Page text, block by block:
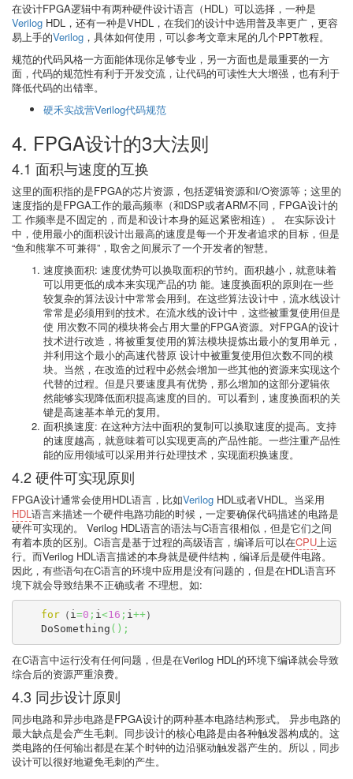
在设计FPGA逻辑中有两种硬件设计语言（HDL）可以选择，一种是
Verilog HDL，还有一种是VHDL，在我们的设计中选用普及率更广，更容
易上手的Verilog ，具体如何使用，可以参考文章末尾的几个PPT教程。
规范的代码风格一方面能体现你足够专业，另一方面也是最重要的一方
面，代码的规范性有利于开发交流，让代码的可读性大大增强，也有利于
降低代码的出错率。
硬禾实战营Verilog代码规范
4. FPGA设计的3大法则
4.1 面积与速度的互换
这里的面积指的是FPGA的芯片资源，包括逻辑资源和I/O资源等；这里的
速度指的是FPGA工作的最高频率（和DSP或者ARM不同，FPGA设计的
工 作频率是不固定的，而是和设计本身的延迟紧密相连）。 在实际设计
中，使用最小的面积设计出最高的速度是每一个开发者追求的目标，但是
“鱼和熊掌不可兼得”，取舍之间展示了一个开发者的智慧。
速度换面积: 速度优势可以换取面积的节约。面积越小，就意味着
可以用更低的成本来实现产品的功 能。速度换面积的原则在一些
较复杂的算法设计中常常会用到。在这些算法设计中，流水线设计
常常是必须用到的技术。在流水线的设计中，这些被重复使用但是
使 用次数不同的模块将会占用大量的FPGA资源。对FPGA的设计
技术进行改造，将被重复使用的算法模块提炼出最小的复用单元，
并利用这个最小的高速代替原 设计中被重复使用但次数不同的模
块。当然，在改造的过程中必然会增加一些其他的资源来实现这个
代替的过程。但是只要速度具有优势，那么增加的这部分逻辑依
然能够实现降低面积提高速度的目的。可以看到，速度换面积的关
键是高速基本单元的复用。
面积换速度: 在这种方法中面积的复制可以换取速度的提高。支持
的速度越高，就意味着可以实现更高的产品性能。一些注重产品性
能的应用领域可以采用并行处理技术，实现面积换速度。
4.2 硬件可实现原则
FPGA设计通常会使用HDL语言，比如Verilog HDL或者VHDL。当采用
HDL 语言来描述一个硬件电路功能的时候，一定要确保代码描述的电路是
硬件可实现的。 Verilog HDL语言的语法与C语言很相似，但是它们之间
有着本质的区别。C语言是基于过程的高级语言，编译后可以在CPU 上运
行。而Verilog HDL语言描述的本身就是硬件结构，编译后是硬件电路。
因此，有些语句在C语言的环境中应用是没有问题的，但是在HDL语言环
境下就会导致结果不正确或者 不理想。如:
for（i=0 ; i<16 ; i++）
DoSomething ( ) ;
在C语言中运行没有任何问题，但是在Verilog HDL的环境下编译就会导致
综合后的资源严重浪费。
4.3 同步设计原则
同步电路和异步电路是FPGA设计的两种基本电路结构形式。 异步电路的
最大缺点是会产生毛刺。同步设计的核心电路是由各种触发器构成的。这
类电路的任何输出都是在某个时钟的边沿驱动触发器产生的。所以，同步
设计可以很好地避免毛刺的产生。